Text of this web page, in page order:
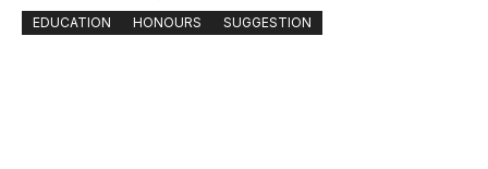
EDUCATION HONOURS SUGGESTION